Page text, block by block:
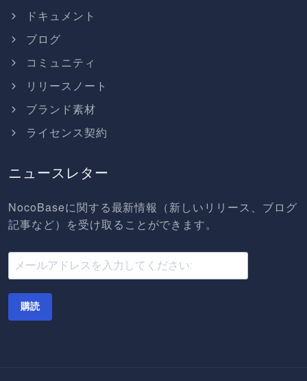
ドキュメント
ブログ
コミュニティ
リリースノート
ブランド素材
ライセンス契約
ニュースレター
NocoBaseに関する最新情報（新しいリリース、ブログ
記事など）を受け取ることができます。
購読